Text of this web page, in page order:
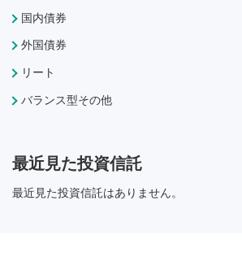
国内債券
外国債券
リート
バランス型その他
最近見た投資信託
最近見た投資信託はありません。